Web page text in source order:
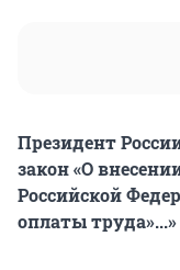
Президент
закон «О
Российской
оплаты труда»...»